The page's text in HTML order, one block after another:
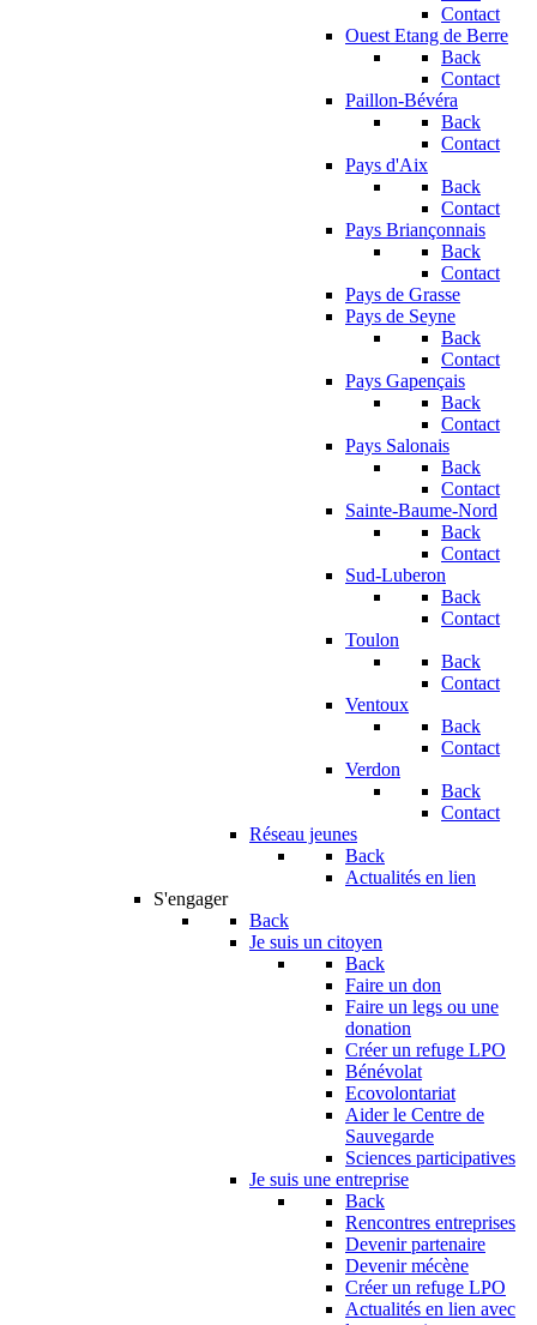
Contact
Ouest Etang de Berre
Back
Contact
Paillon-Bévéra
Back
Contact
Pays d'Aix
Back
Contact
Pays Briançonnais
Back
Contact
Pays de Grasse
Pays de Seyne
Back
Contact
Pays Gapençais
Back
Contact
Pays Salonais
Back
Contact
Sainte-Baume-Nord
Back
Contact
Sud-Luberon
Back
Contact
Toulon
Back
Contact
Ventoux
Back
Contact
Verdon
Back
Contact
Réseau jeunes
Back
Actualités en lien
S'engager
Back
Je suis un citoyen
Back
Faire un don
Faire un legs ou une
donation
Créer un refuge LPO
Bénévolat
Ecovolontariat
Aider le Centre de
Sauvegarde
Sciences participatives
Je suis une entreprise
Back
Rencontres entreprises
Devenir partenaire
Devenir mécène
Créer un refuge LPO
Actualités en lien avec